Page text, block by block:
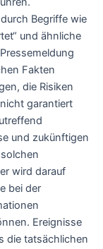
Begriffe wie
und ähnliche
Fakten
die Risiken
garantiert
und zukünftigen
wird darauf
bei der
Ereignisse
die tatsächlichen